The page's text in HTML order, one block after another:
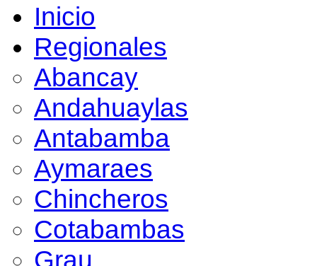
Inicio
Regionales
Abancay
Andahuaylas
Antabamba
Aymaraes
Chincheros
Cotabambas
Grau